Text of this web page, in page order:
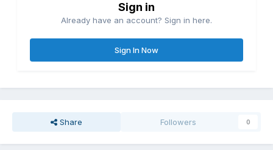
Sign in
Already have an account? Sign in here.
Sign In Now
Share Followers 0